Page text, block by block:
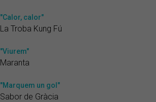
"Calor, calor"
La Troba Kung Fú
"Viurem"
Maranta
"Marquem un gol"
Sabor de Gràcia